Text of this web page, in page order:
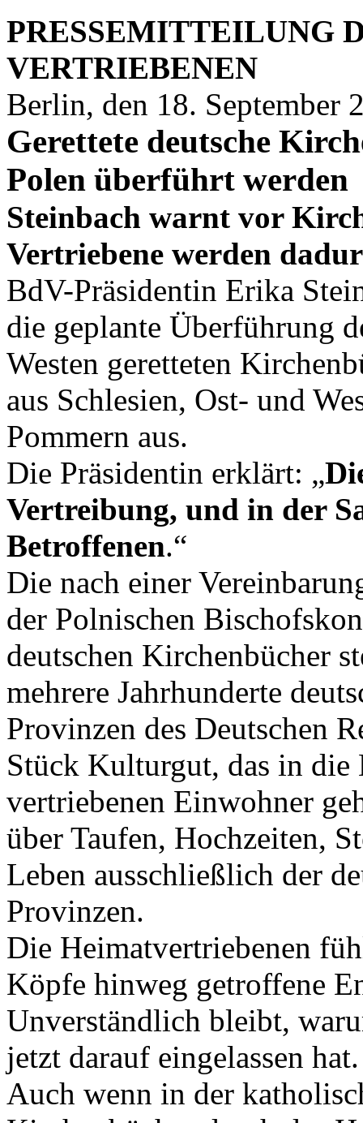
PRESSEMITTEILUNG
VERTRIEBENEN
Berlin, den 18. September
Gerettete deutsche
Polen überführt werden
Steinbach warnt vor
Vertriebene werden
BdV-Präsidentin Erika
die geplante Überführung
Westen geretteten
aus Schlesien, Ost- und
Pommern aus.
Die Präsidentin erklärt: „
Vertreibung, und in der
Betroffenen.“
Die nach einer
der Polnischen
deutschen Kirchenbücher
mehrere Jahrhunderte
Provinzen des Deutschen
Stück Kulturgut, das in die
vertriebenen Einwohner
über Taufen, Hochzeiten,
Leben ausschließlich der
Provinzen.
Die Heimatvertriebenen
Köpfe hinweg getroffene
Unverständlich bleibt,
jetzt darauf eingelassen hat.
Auch wenn in der